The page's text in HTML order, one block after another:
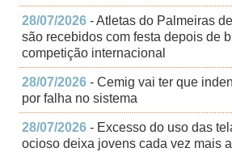
28/07/2026 - Atletas do Palmeiras
são recebidos com festa depois de
competição internacional
28/07/2026 - Cemig vai ter que
por falha no sistema
28/07/2026 - Excesso do uso das
ocioso deixa jovens cada vez mais